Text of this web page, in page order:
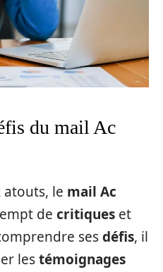
du mail Ac
le mail Ac
de critiques et
sesdéfis, il
lestémoignages